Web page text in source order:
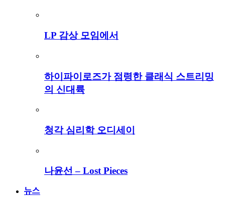
LP 감상 모임에서
하이파이로즈가 점령한 클래식 스트리밍
의 신대륙
청각 심리학 오디세이
나윤선 – Lost Pieces
뉴스